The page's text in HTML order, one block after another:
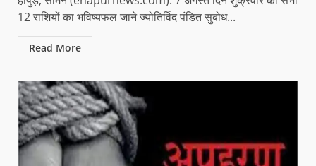
12 राशियों का भविष्यफल जाने ज्योतिर्विद पंडित सुबोध...
Read More